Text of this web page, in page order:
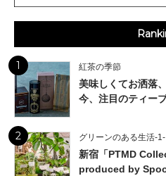
1 紅茶の季節
美味しくてお洒落、
今、注目のティー
2 グリーンのある生活-1-
新宿「PTMD
produced by